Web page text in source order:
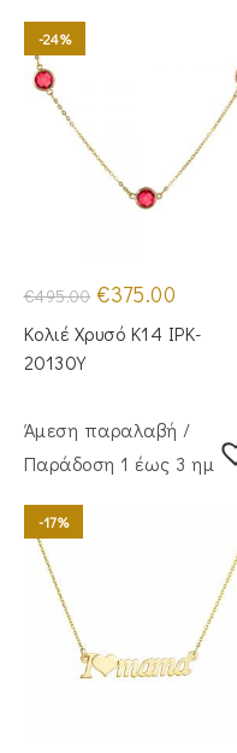
-24%
€495.00 Original
price
was:
€495.00.
€375.00
τιμή
είναι:
Κολιέ Χρυσό Κ14 IPK-
20130Y
Άμεση παραλαβή /
Παράδoση 1 έως 3
-17%